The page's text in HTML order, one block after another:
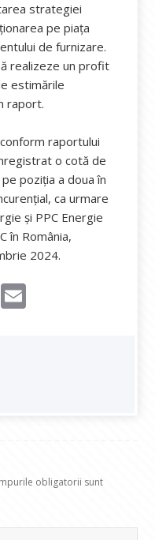
strategiei
pe piața
de furnizare.
realizeze un profit
estimările
raport.
raportului
o cotă de
poziția a doua în
ca urmare
și PPC Energie
în România,
2024.
T
obligatorii sunt